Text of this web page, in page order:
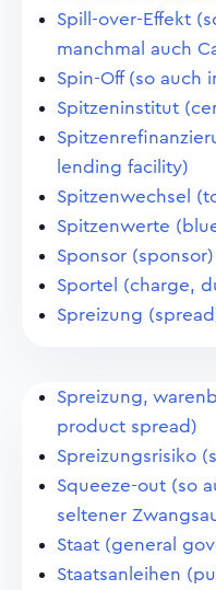
Spill-over-Effekt
manchmal auch
Spin-Off (so auch
Spitzeninstitut
lending facility)
Spitzenwechsel
Spitzenwerte
Sponsor (sponsor)
Sportel (charge,
Spreizung
Spreizung,
product spread)
Spreizungsrisiko
Squeeze-out (so
seltener
Staat (general
Staatsanleihen